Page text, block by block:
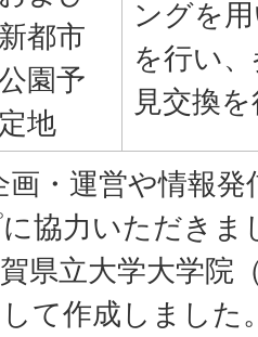
新都市
園予
定地
ングを
を行い
見交換
・運営や情報発
協力いただきま
県立大学大学院
て作成しました